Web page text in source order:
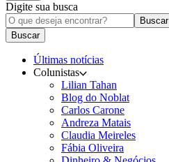
Digite sua busca
Buscar
Buscar
Últimas notícias
Colunistas
Lilian Tahan
Blog do Noblat
Carlos Carone
Andreza Matais
Claudia Meireles
Fábia Oliveira